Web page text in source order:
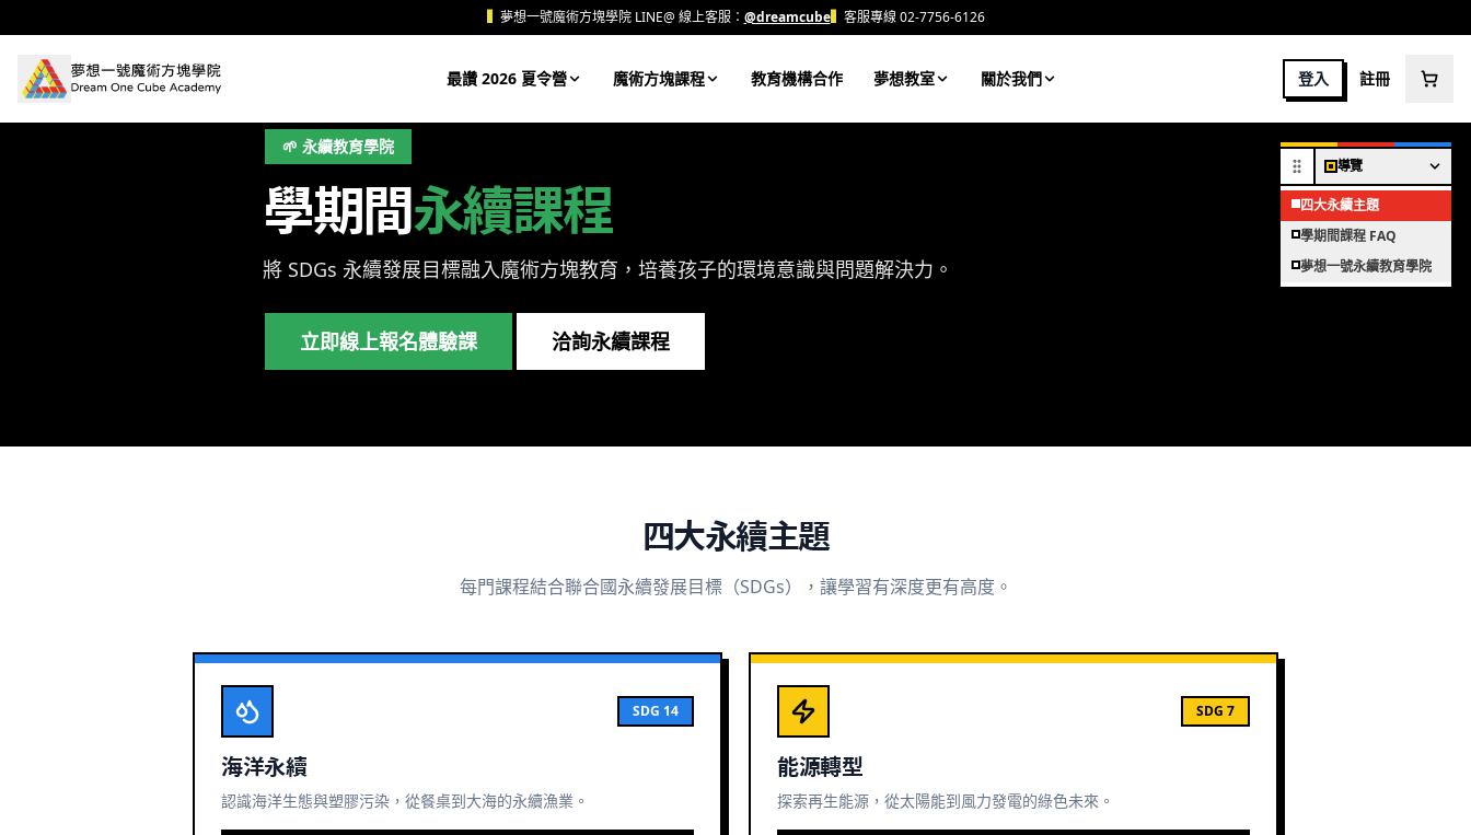
導覽
四大永續主題
學期間課程 FAQ
夢想一號永續教育學院
夢想一號魔術方塊學院 LINE@ 線上客服： @dreamcube▍ 客服專線 02-7756-6126
最讚 2026 夏令營 魔術方塊課程 教育機構合作 夢想教室 關於我們 登入 註冊
🌱 永續教育學院
學期間永續課程
將 SDGs 永續發展目標融入魔術方塊教育，培養孩子的環境意識與問題解決力。
立即線上報名體驗課 洽詢永續課程
四大永續主題
每門課程結合聯合國永續發展目標（SDGs），讓學習有深度更有高度。
SDG 14
海洋永續
認識海洋生態與塑膠污染，從餐桌到大海的永續漁業。
SDG 7
能源轉型
探索再生能源，從太陽能到風力發電的綠色未來。